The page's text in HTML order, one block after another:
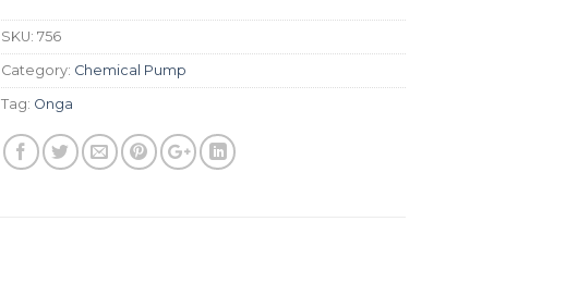
SKU:756
Category: Chemical Pump
Tag: Onga